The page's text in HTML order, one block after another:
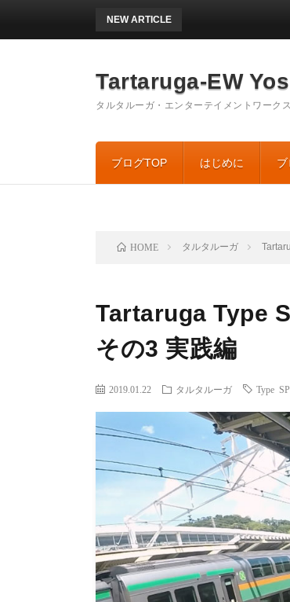
Tartaruga-EW
タルタルーガ・エンターテイメントワーク
ブログTOP はじめに
NEW ARTICLE
HOME タルタルーガ
Tartaruga Type
その3 実践編
2019.01.22 タルタルーガ Type